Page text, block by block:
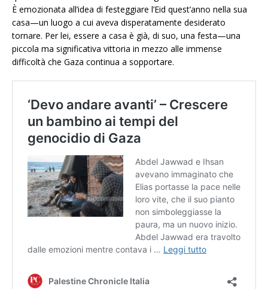
È emozionata all’idea di festeggiare l’Eid quest’anno nella sua
casa—un luogo a cui aveva disperatamente desiderato
tornare. Per lei, essere a casa è già, di suo, una festa—una
piccola ma significativa vittoria in mezzo alle immense
difficoltà che Gaza continua a sopportare.